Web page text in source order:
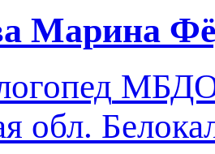
Марина
обл.